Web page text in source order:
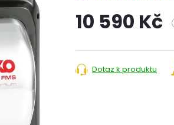
10 590 Kč
cena:
Dotaz k produktu